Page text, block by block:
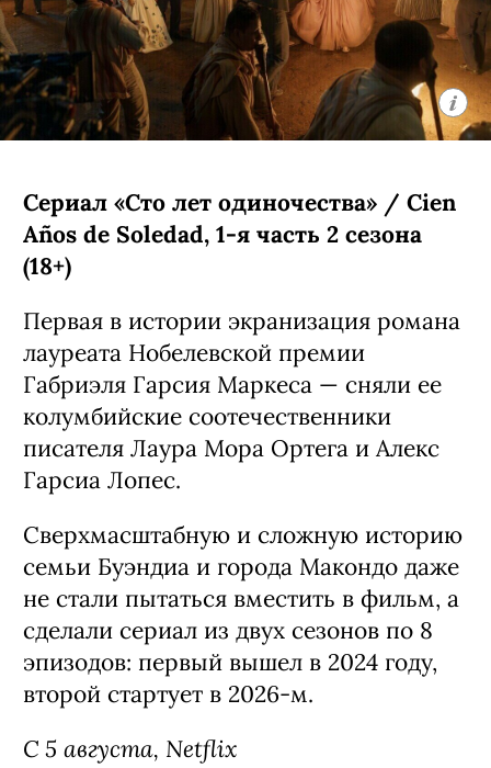
Сериал «Сто лет одиночества» / Cien
Años de Soledad, 1-я часть 2 сезона
(18+)
Первая в истории экранизация романа
лауреата Нобелевской премии
Габриэля Гарсия Маркеса — сняли ее
колумбийские соотечественники
писателя Лаура Мора Ортега и Алекс
Гарсиа Лопес.
Сверхмасштабную и сложную историю
семьи Буэндиа и города Макондо даже
не стали пытаться вместить в фильм, а
сделали сериал из двух сезонов по 8
эпизодов: первый вышел в 2024 году,
второй стартует в 2026-м.
С 5 августа, Netflix